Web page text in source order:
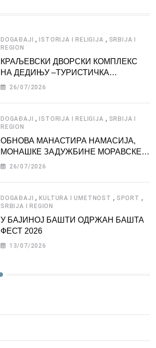
DOGAĐAJI , ISTORIJA I RELIGIJA , SRBIJA I
REGION
КРАЉЕВСКИ ДВОРСКИ КОМПЛЕКС
НА ДЕДИЊУ –ТУРИСТИЧКА
АТРАКЦИЈА
26/07/2026
DOGAĐAJI , ISTORIJA I RELIGIJA , SRBIJA I
REGION
ОБНОВА МАНАСТИРА НАМАСИЈА,
МОНАШКЕ ЗАДУЖБИНЕ МОРАВСКЕ
СРБИЈЕ
26/07/2026
DOGAĐAJI ,KULTURA I UMETNOST , SPORT ,
SRBIJA I REGION
У БАЈИНОЈ БАШТИ ОДРЖАН БАШТА
ФЕСТ 2026
13/07/2026